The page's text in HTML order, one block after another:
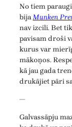
No tiem
bijaMunken
nav izcili. Bet
pavisam droši
kurus var
mākoņos.
kā jau gada
drukājiet pāri
—
Galvassāpju